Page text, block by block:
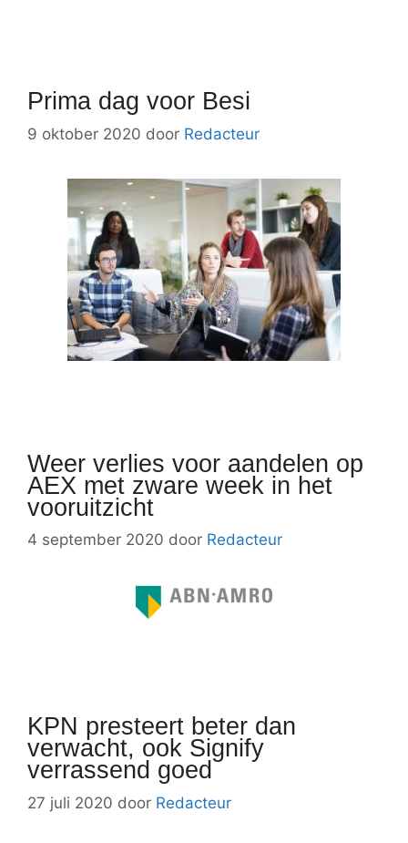
Prima dag voor Besi
9 oktober 2020 door Redacteur
Weer verlies voor aandelen op
AEX met zware week in het
vooruitzicht
4 september 2020 door Redacteur
KPN presteert beter dan
verwacht, ook Signify
verrassend goed
27 juli 2020 door Redacteur